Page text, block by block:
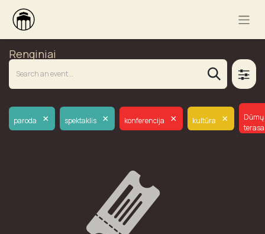
Renginiai
paroda × spektaklis × konferencija × kultūra ×
Dūmų
terasa